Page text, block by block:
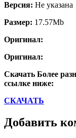
Версия: Не указана
Размер: 17.57Mb
Оригинал:
Оригинал:
Скачать Более
ссылке ниже:
СКАЧАТЬ
Добавить